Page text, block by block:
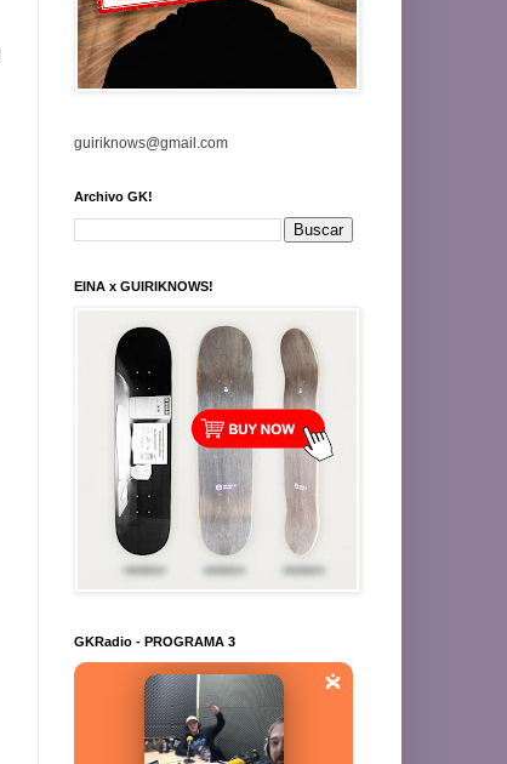
guiriknows@gmail.com
Archivo GK!
EINA x GUIRIKNOWS!
GKRadio - PROGRAMA 3